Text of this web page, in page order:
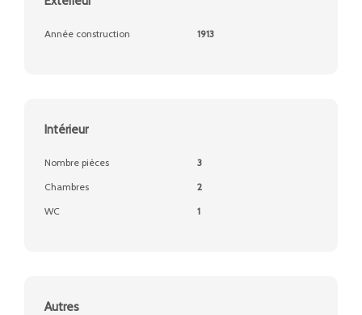
Année construction 1913
Intérieur
Nombre pièces
3
Chambres
2
WC
1
Autres